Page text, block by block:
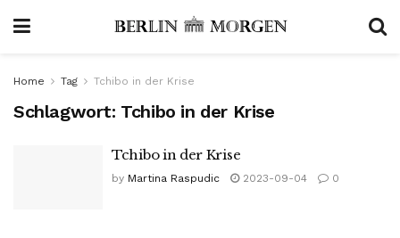
Home Tag Tchibo in der Krise
Schlagwort: Tchibo in der Krise
Tchibo in der Krise
by Martina Raspudic 2023-09-04 0